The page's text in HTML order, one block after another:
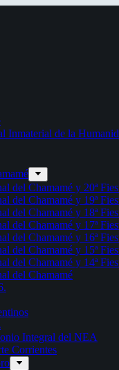
Inmaterial de la
del Chamamé y 20ª
del Chamamé y 19ª
del Chamamé y 18ª
del Chamamé y 17ª
del Chamamé y 16ª
del Chamamé y 15ª
del Chamamé y 14ª
del Chamamé
Integral del NEA
Corrientes